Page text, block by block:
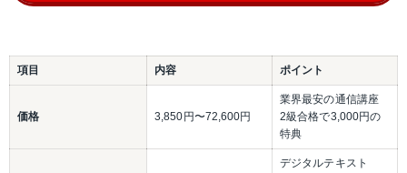
項目 内容 ポイント
価格 3,850円〜72,600円
業界最安の通信講座
2級合格で3,000円の
特典
デジタルテキスト